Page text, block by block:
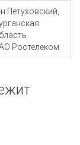
Петуховский,
Ростелеком